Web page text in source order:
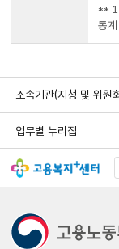
** 1
통
소속기관(지청 및 위원
업무별 누리집